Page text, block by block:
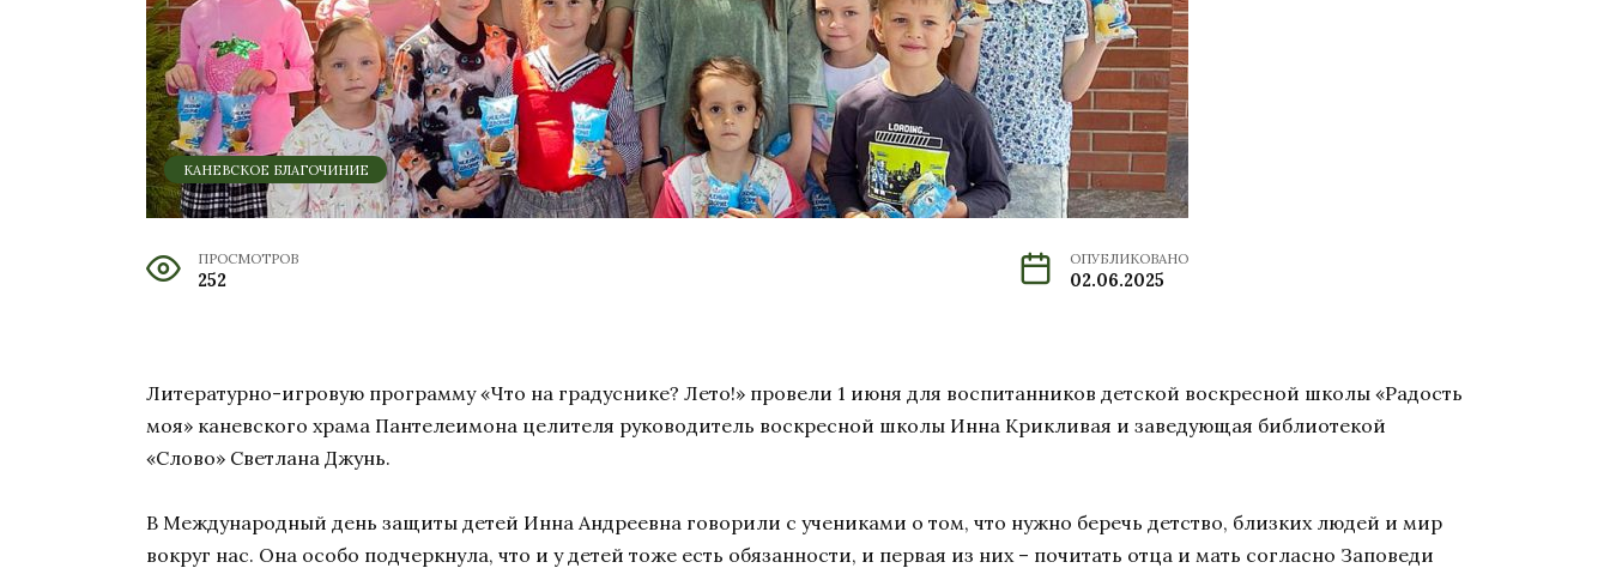
КАНЕВСКОЕ БЛАГОЧИНИЕ
ПРОСМОТРОВ
252
ОПУБЛИКОВАНО
02.06.2025
Литературно-игровую программу «Что на градуснике? Лето!» провели 1 июня для воспитанников детской воскресной школы «Радость
моя» каневского храма Пантелеимона целителя руководитель воскресной школы Инна Крикливая и заведующая библиотекой
«Слово» Светлана Джунь.
В Международный день защиты детей Инна Андреевна говорили с учениками о том, что нужно беречь детство, близких людей и мир
вокруг нас. Она особо подчеркнула, что и у детей тоже есть обязанности, и первая из них – почитать отца и мать согласно Заповеди